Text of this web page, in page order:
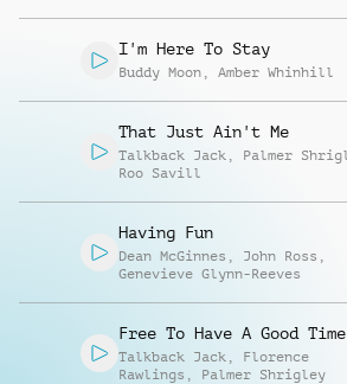
I'm Here To Stay
Buddy Moon , Amber Whinhill
That Just Ain't Me
Talkback Jack , Palmer
Roo Savill
Having Fun
Dean McGinnes , John Ross ,
Genevieve Glynn-Reeves
Free To Have A Good Time
Talkback Jack , Florence
Rawlings , Palmer Shrigley